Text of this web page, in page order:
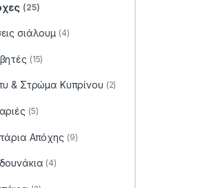
(25)
σιάλουμ (4)
(15)
& Στρώμα Κυπρίνου (2)
(5)
Απόχης (9)
(4)